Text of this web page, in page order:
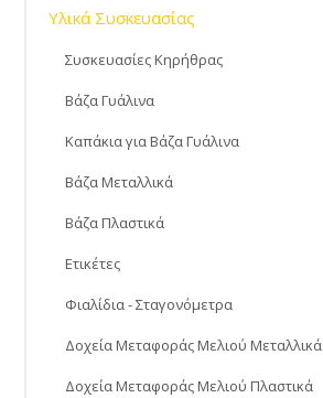
Υλικά Συσκευασίας
Συσκευασίες Κηρήθρας
Βάζα Γυάλινα
Καπάκια για Βάζα Γυάλινα
Βάζα Μεταλλικά
Βάζα Πλαστικά
Ετικέτες
Φιαλίδια - Σταγονόμετρα
Δοχεία Μεταφοράς Μελιού Μεταλλικά
Δοχεία Μεταφοράς Μελιού Πλαστικά